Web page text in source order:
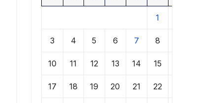
1
3 4 5 6 7 8
10 11 12 13 14 15
17 18 19 20 21 22